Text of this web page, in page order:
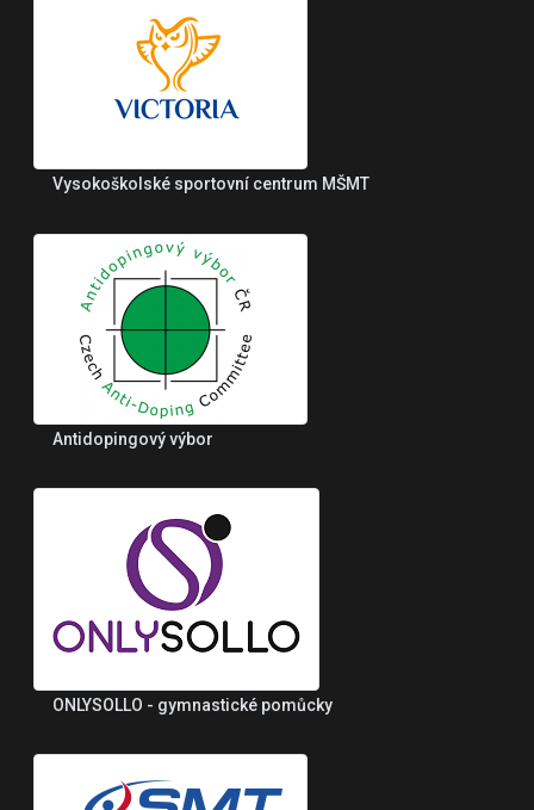
Vysokoškolské sportovní centrum MŠMT
Antidopingový výbor
ONLYSOLLO - gymnastické pomůcky